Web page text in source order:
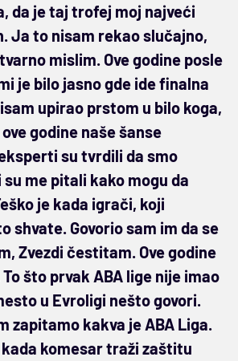
da je taj trofej moj najveći
Ja to nisam rekao slučajno,
mislim. Ove godine posle
je bilo jasno gde ide finalna
upirao prstom u bilo koga,
godine naše šanse
su tvrdili da smo
me pitali kako mogu da
je kada igrači, koji
shvate. Govorio sam im da se
Zvezdi čestitam. Ove godine
što prvak ABA lige nije imao
u Evroligi nešto govori.
zapitamo kakva je ABA Liga.
komesar traži zaštitu